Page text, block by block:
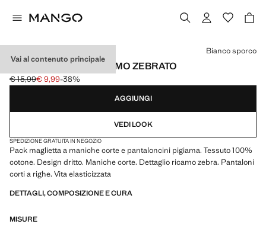
Vai al contenuto principale
PIGIAMA CORTO RICAMO ZEBRATO
Prezzo iniziale depennato [€ 15,99 ]
€ 15,99
Prezzo attuale [€ 9,99 ]
€ 9,99-38%
Seleziona un colore
Bianco sporco
AGGIUNGI
VEDI LOOK
SPEDIZIONE GRATUITA IN NEGOZIO
Pack maglietta a maniche corte e pantaloncini pigiama. Tessuto 100%
cotone. Design dritto. Maniche corte. Dettaglio ricamo zebra. Pantaloni
corti a righe. Vita elasticizzata
DETTAGLI, COMPOSIZIONE E CURA
MISURE